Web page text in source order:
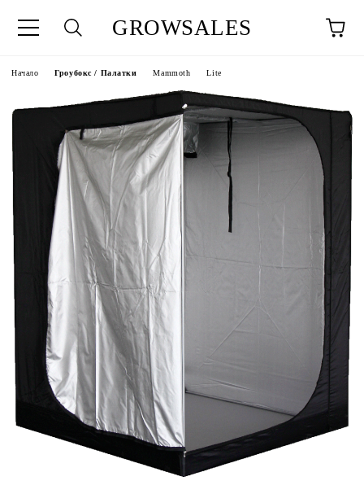
GROWSALES
Начало Гроубокс / Палатки Mammoth Lite